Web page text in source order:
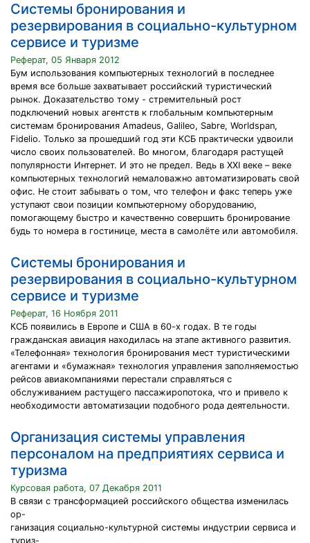
Системы бронирования и
резервирования в социально-культурном
сервисе и туризме
Реферат, 05 Января 2012
Бум использования компьютерных технологий в последнее
время все больше захватывает российский туристический
рынок. Доказательство тому - стремительный рост
подключений новых агентств к глобальным компьютерным
системам бронирования Amadeus, Galileo, Sabre, Worldspan,
Fidelio. Только за прошедший год эти КСБ практически удвоили
число своих пользователей. Во многом, благодаря растущей
популярности Интернет. И это не предел. Ведь в XXI веке – веке
компьютерных технологий немаловажно автоматизировать свой
офис. Не стоит забывать о том, что телефон и факс теперь уже
уступают свои позиции компьютерному оборудованию,
помогающему быстро и качественно совершить бронирование
будь то номера в гостинице, места в самолёте или автомобиля.
Системы бронирования и
резервирования в социально-культурном
сервисе и туризме
Реферат, 16 Ноября 2011
КСБ появились в Европе и США в 60-х годах. В те годы
гражданская авиация находилась на этапе активного развития.
«Телефонная» технология бронирования мест туристическими
агентами и «бумажная» технология управления заполняемостью
рейсов авиакомпаниями перестали справляться с
обслуживанием растущего пассажиропотока, что и привело к
необходимости автоматизации подобного рода деятельности.
Организация системы управления
персоналом на предприятиях сервиса и
туризма
Курсовая работа, 07 Декабря 2011
В связи с трансформацией российского общества изменилась
ор-
ганизация социально-культурной системы индустрии сервиса и
туриз-